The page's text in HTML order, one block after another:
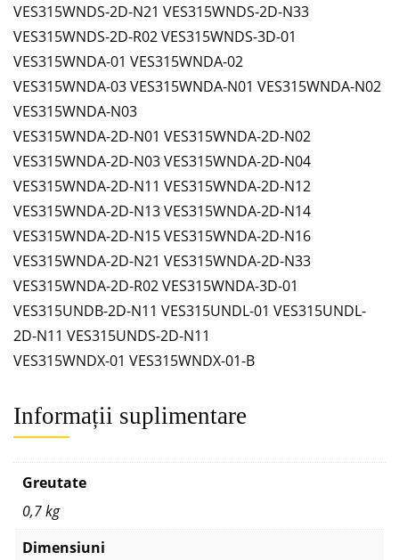
VES315WNDS-2D-N21 VES315WNDS-2D-N33
VES315WNDS-2D-R02 VES315WNDS-3D-01
VES315WNDA-01 VES315WNDA-02
VES315WNDA-03 VES315WNDA-N01 VES315WNDA-N02
VES315WNDA-N03
VES315WNDA-2D-N01 VES315WNDA-2D-N02
VES315WNDA-2D-N03 VES315WNDA-2D-N04
VES315WNDA-2D-N11 VES315WNDA-2D-N12
VES315WNDA-2D-N13 VES315WNDA-2D-N14
VES315WNDA-2D-N15 VES315WNDA-2D-N16
VES315WNDA-2D-N21 VES315WNDA-2D-N33
VES315WNDA-2D-R02 VES315WNDA-3D-01
VES315UNDB-2D-N11 VES315UNDL-01 VES315UNDL-
2D-N11 VES315UNDS-2D-N11
VES315WNDX-01 VES315WNDX-01-B
Informații suplimentare
Greutate
0,7 kg
Dimensiuni